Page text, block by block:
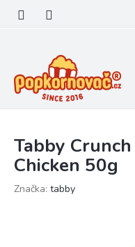
obsah
Tabby
Chicken 50g
Značka: tabby